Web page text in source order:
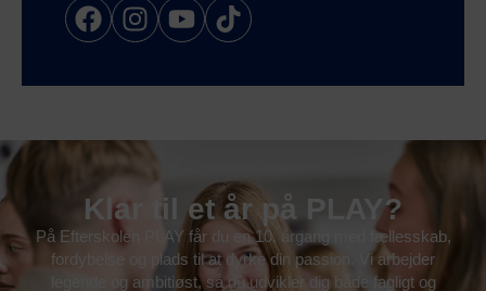
Klar til et år på PLAY?
På Efterskolen PLAY får du en 10. årgang med fællesskab,
fordybelse og plads til at dyrke din passion. Vi arbejder
legende og ambitiøst, så du udvikler dig både fagligt og